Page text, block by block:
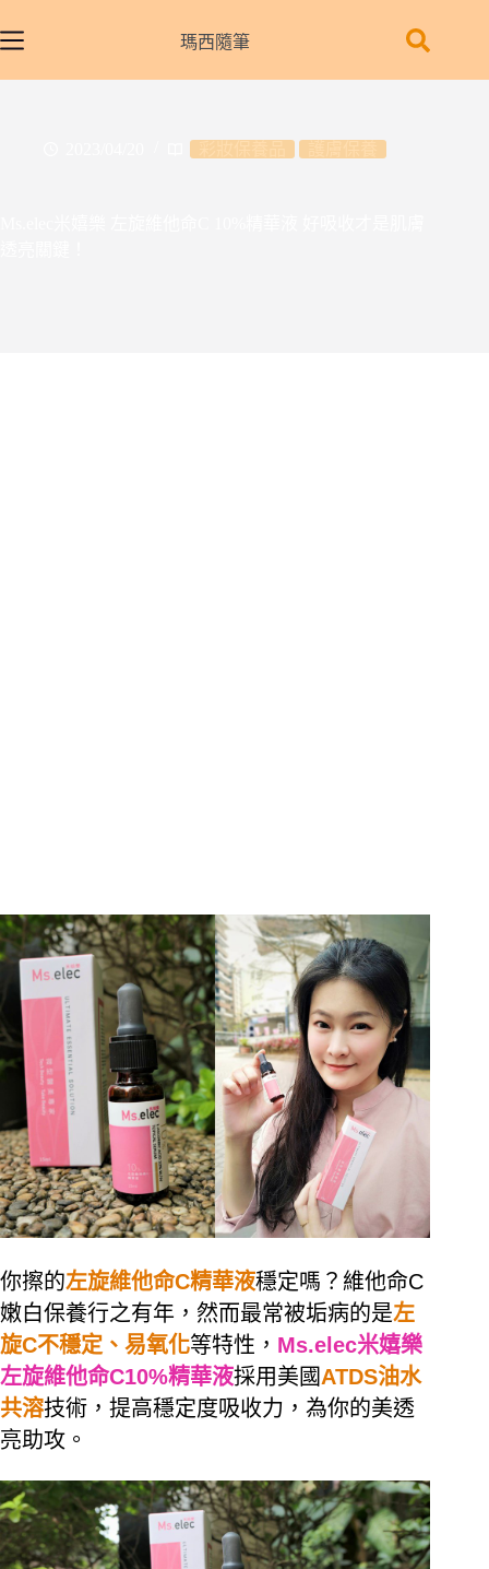
至
瑪西隨筆
你擦的左旋維他命C精華液穩定嗎？維他命C
嫩白保養行之有年，然而最常被垢病的是左
旋C不穩定、易氧化等特性， Ms.elec米嬉樂
左旋維他命C10%精華液採用美國ATDS油水
共溶技術，提高穩定度吸收力，為你的美透
亮助攻。